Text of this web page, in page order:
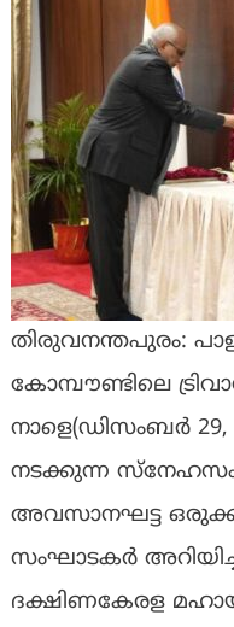
തിരുവനന്തപുരം:
കോമ്പൗണ്ടിലെ
നാളെ(ഡിസംബര്‍ 29,
നടക്കുന്ന
അവസാനഘട്ട
സംഘാടകര്‍
ദക്ഷിണകേരള